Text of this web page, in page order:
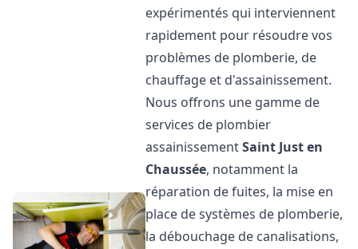
expérimentés qui interviennent
rapidement pour résoudre vos
problèmes de plomberie, de
chauffage et d'assainissement.
Nous offrons une gamme de
services de plombier
assainissementSaint Just en
Chaussée, notamment la
réparation de fuites, la mise en
place de systèmes de plomberie,
la débouchage de canalisations,